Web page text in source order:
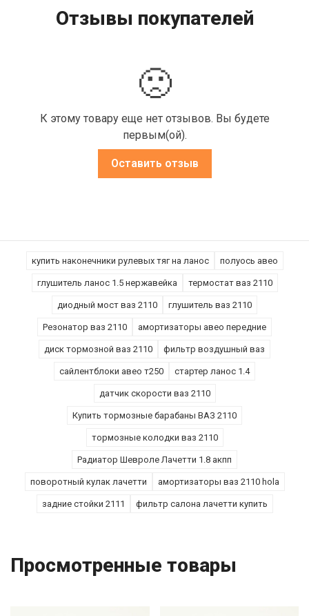
Отзывы покупателей
🙁
К этому товару еще нет отзывов. Вы будете
первым(ой).
Оставить отзыв
купить наконечники рулевых тяг на ланос полуось авео
глушитель ланос 1.5 нержавейка термостат ваз 2110
диодный мост ваз 2110 глушитель ваз 2110
Резонатор ваз 2110 амортизаторы авео передние
диск тормозной ваз 2110 фильтр воздушный ваз
сайлентблоки авео т250 стартер ланос 1.4
датчик скорости ваз 2110
Купить тормозные барабаны ВАЗ 2110
тормозные колодки ваз 2110
Радиатор Шевроле Лачетти 1.8 акпп
поворотный кулак лачетти амортизаторы ваз 2110 hola
задние стойки 2111 фильтр салона лачетти купить
Просмотренные товары